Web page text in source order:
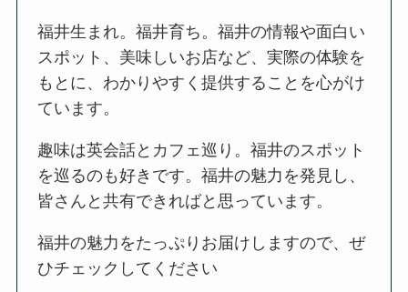
福井生まれ。福井育ち。福井の情報や面白い
スポット、美味しいお店など、実際の体験を
もとに、わかりやすく提供することを心がけ
ています。
趣味は英会話とカフェ巡り。福井のスポット
を巡るのも好きです。福井の魅力を発見し、
皆さんと共有できればと思っています。
福井の魅力をたっぷりお届けしますので、ぜ
ひチェックしてください